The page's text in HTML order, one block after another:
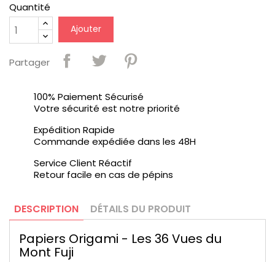
Quantité
Ajouter
Partager
100% Paiement Sécurisé
Votre sécurité est notre priorité
Expédition Rapide
Commande expédiée dans les 48H
Service Client Réactif
Retour facile en cas de pépins
DESCRIPTION DÉTAILS DU PRODUIT
Papiers Origami - Les 36 Vues du
Mont Fuji